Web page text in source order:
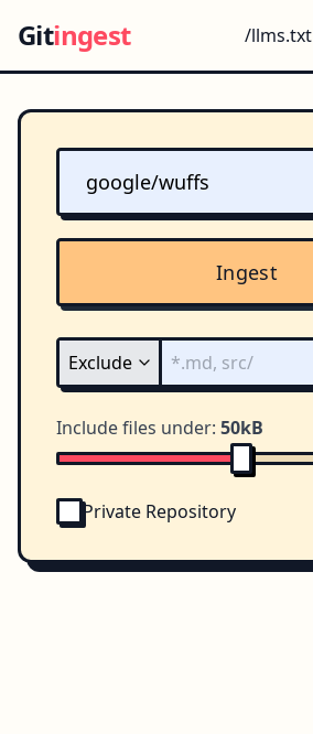
Gitingest /llms.txt
Ingest
Include files under: 50kB
Private Repository